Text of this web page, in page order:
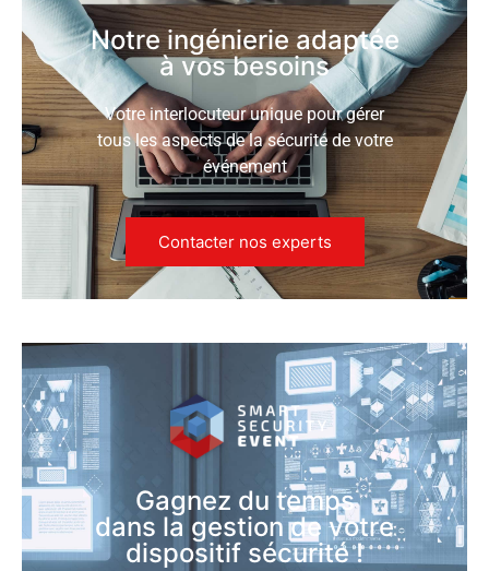
Notre ingénierie adaptée
à vos besoins
Votre interlocuteur unique pour gérer
tous les aspects de la sécurité de votre
événement
Contacter nos experts
Gagnez du temps
dans la gestion de votre
dispositif sécurité !